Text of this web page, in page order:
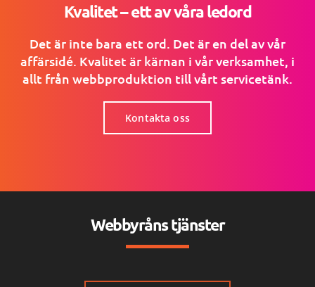
Kvalitet – ett av våra ledord
Det är inte bara ett ord. Det är en del av vår
affärsidé. Kvalitet är kärnan i vår verksamhet, i
allt från webbproduktion till vårt servicetänk.
Kontakta oss
Webbyråns tjänster